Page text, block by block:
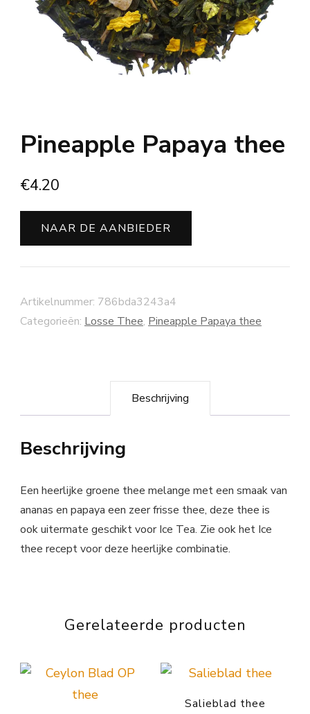
Pineapple Papaya thee
€4.20
NAAR DE AANBIEDER
Artikelnummer: 786bda3243a4
Categorieën: Losse Thee, Pineapple Papaya thee
Beschrijving
Beschrijving
Een heerlijke groene thee melange met een smaak van
ananas en papaya een zeer frisse thee, deze thee is
ook uitermate geschikt voor Ice Tea. Zie ook het Ice
thee recept voor deze heerlijke combinatie.
Gerelateerde producten
Salieblad thee